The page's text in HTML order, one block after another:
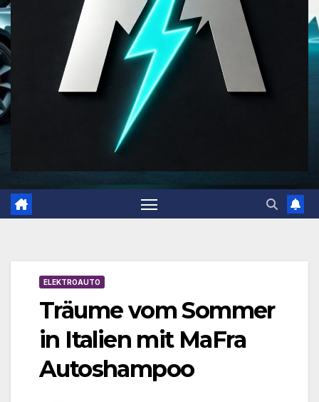
ELEKTROAUTO
Träume vom Sommer
in Italien mit MaFra
Autoshampoo